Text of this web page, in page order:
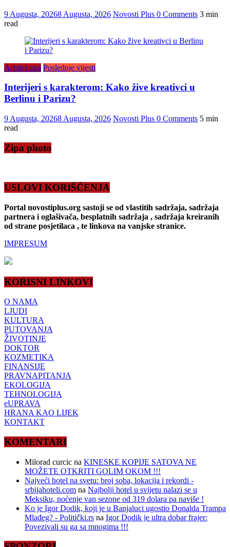
9 Augusta, 20268 Augusta, 2026 Novosti Plus 0 Comments 3 min
read
Arhitektura Poslednje vijesti
Interijeri s karakterom: Kako žive kreativci u
Berlinu i Parizu?
9 Augusta, 20268 Augusta, 2026 Novosti Plus 0 Comments 5 min
read
Zipa photo
USLOVI KORIŠĆENJA
Portal novostiplus.org sastoji se od vlastitih sadržaja, sadržaja
partnera i oglašivača, besplatnih sadržaja , sadržaja kreiranih
od strane posjetilaca , te linkova na vanjske stranice.
IMPRESUM
KORISNI LINKOVI
O NAMA
LJUDI
KULTURA
PUTOVANJA
ŽIVOTINJE
DOKTOR
KOZMETIKA
FINANSIJE
PRAVNAPITANJA
EKOLOGIJA
TEHNOLOGIJA
eUPRAVA
HRANA KAO LIJEK
KONTAKT
KOMENTARI
Milorad curcic na KINESKE KOPIJE SATOVA NE
MOŽETE OTKRITI GOLIM OKOM !!!
Najveći hotel na svetu: broj soba, lokacija i rekordi -
srbijahoteli.com na Najbolji hotel u svijetu nalazi se u
Meksiku, noćenje van sezone od 319 dolara pa naviše !
Ko je Igor Dodik, koji je u Banjaluci ugostio Donalda Trampa
Mlađeg? - Politički.rs na Igor Dodik je ultra dobar frajer:
Povezivali su ga sa mnogima !!!